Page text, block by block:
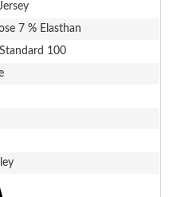
7 % Elasthan
100